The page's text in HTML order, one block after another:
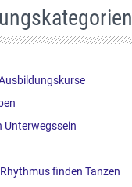
Unterwegssein
finden Tanzen